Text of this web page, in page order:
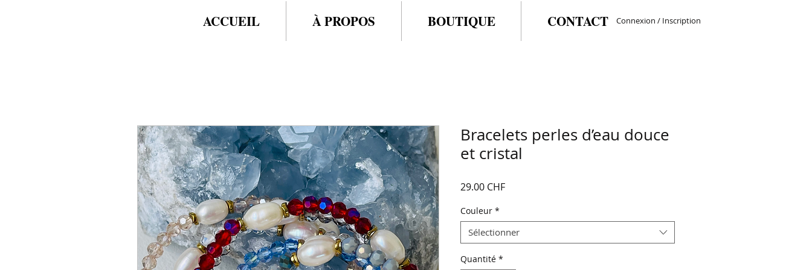
ACCUEIL À PROPOS BOUTIQUE CONTACT Connexion / Inscription
Bracelets perles d’eau douce
et cristal
29.00 CHFPrix
Couleur *
Sélectionner
Quantité *